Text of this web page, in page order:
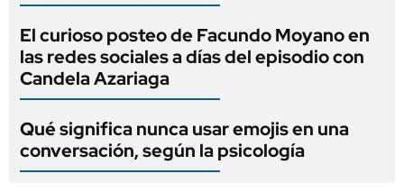
El curioso posteo de Facundo Moyano en
las redes sociales a días del episodio con
Candela Azariaga
Qué significa nunca usar emojis en una
conversación, según la psicología